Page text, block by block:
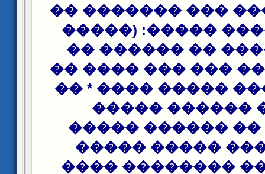
��� �� ����� ���
���� � �����
������ ���� ��
���� ������ ���
���� ������
������
������� ��
���� �����
����� ����